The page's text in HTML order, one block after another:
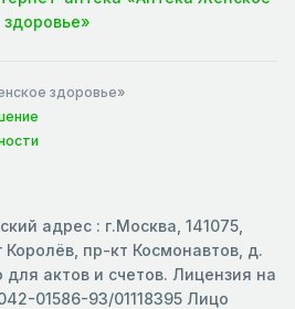
здоровье»
здоровье»
адрес : г.Москва, 141075,
Королёв, пр-кт Космонавтов, д.
для актов и счетов. Лицензия на
01586-93/01118395 Лицо